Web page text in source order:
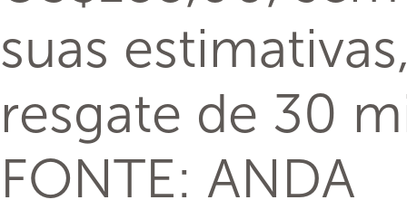
suas
resgate de 30
FONTE: ANDA